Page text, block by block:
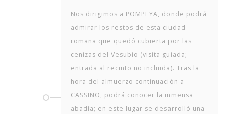
Nos dirigimos a POMPEYA, donde podrá
admirar los restos de esta ciudad
romana que quedó cubierta por las
cenizas del Vesubio (visita guiada;
entrada al recinto no incluida). Tras la
hora del almuerzo continuación a
CASSINO, podrá conocer la inmensa
abadía; en este lugar se desarrolló una